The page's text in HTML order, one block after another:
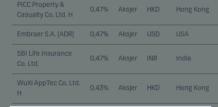
PICC Property &
Casualty Co. Ltd. H
0,47% Aksjer HKD Hong Kong
Embraer S.A. (ADR) 0,47% Aksjer USD USA
SBI Life Insurance
Co. Ltd.
0,47% Aksjer INR India
WuXi AppTec Co. Ltd.
H
0,43% Aksjer HKD Hong Kong